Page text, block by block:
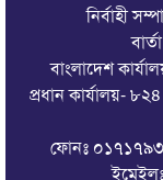
জগন্নাথপুরে জুলাই
জগন্নাথপুর-
মোহাম্মদ কয়ছর
জগন্নাথপুরের
নির্বাহী
বাংলাদেশ
প্রধান কার্যালয়-
ফোনঃ